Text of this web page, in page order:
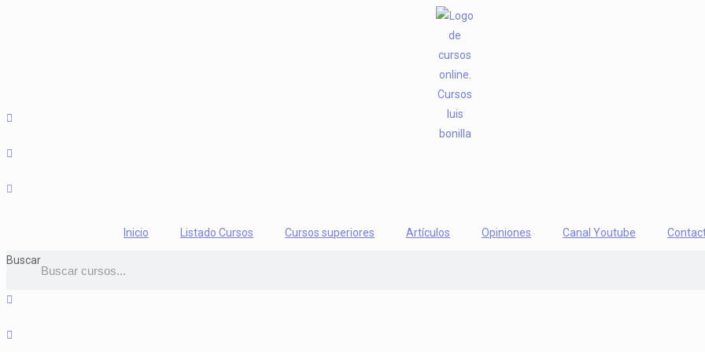
Inicio Listado Cursos Cursos superiores Artículos Opiniones Canal Youtube
Buscar